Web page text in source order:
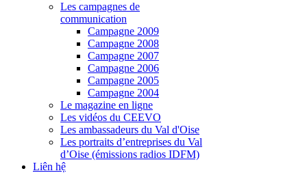
Les campagnes de
communication
Campagne 2009
Campagne 2008
Campagne 2007
Campagne 2006
Campagne 2005
Campagne 2004
Le magazine en ligne
Les vidéos du CEEVO
Les ambassadeurs du Val d'Oise
Les portraits d’entreprises du Val
d’Oise (émissions radios IDFM)
Liên hệ